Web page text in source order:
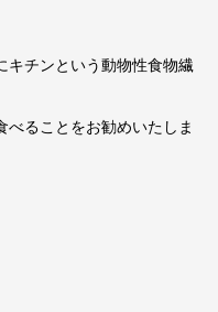
キチンという動物性食物繊
べることをお勧めいたしま